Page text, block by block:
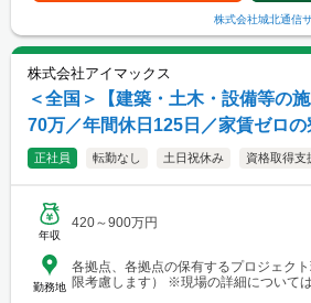
株式会社城北通信
株式会社アイマックス
＜全国＞【建築・土木・設備等の
70万／年間休日125日／家賃ゼロの
正社員 転勤なし 土日祝休み 資格取得支
年収
420～900万円
勤務地
各拠点、各拠点の保有するプロジェク
限考慮します） ※現場の詳細について